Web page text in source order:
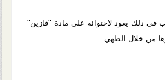
في ذلك يعود لاحتوائه على مادة "فازين"
من خلال الطهي.